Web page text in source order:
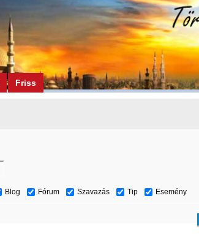
Friss
Blog Fórum Szavazás Tip Esemény